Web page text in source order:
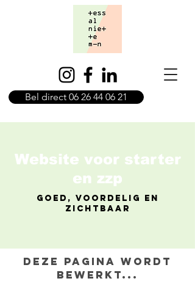
Bel direct 06 26 44 06 21
Website voor starter
en zzp
Goed, voordelig en
zichtbaar
Deze pagina wordt
bewerkt...